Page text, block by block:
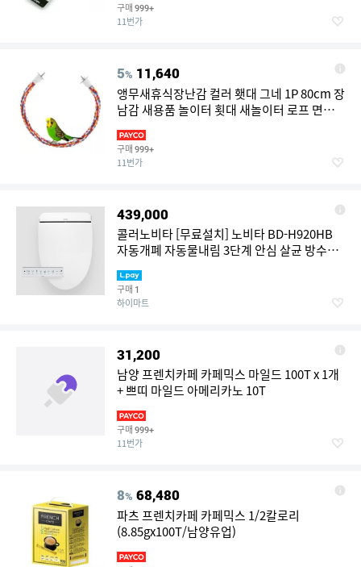
구매 999+
11번가
5% 11,640
앵무새휴식장난감 컬러 횃대 그네 1P 80cm 장
남감 새용품 놀이터 횟대 새놀이터 로프 면횃
대 새장 사다리
구매 999+
11번가
439,000
콜러노비타 [무료설치] 노비타 BD-H920HB
자동개폐 자동물내림 3단계 안심 살균 방수비
데 기사방문설치
구매 1
하이마트
31,200
남양 프렌치카페 카페믹스 마일드 100T x 1개
+ 쁘띠 마일드 아메리카노 10T
구매 999+
11번가
8% 68,480
파츠 프렌치카페 카페믹스 1/2칼로리
(8.85gx100T/남양유업)